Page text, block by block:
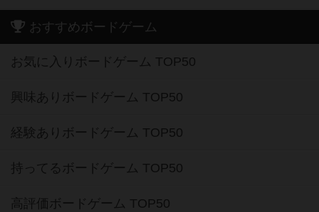
おすすめボードゲーム
お気に入りボードゲーム TOP50
興味ありボードゲーム TOP50
経験ありボードゲーム TOP50
持ってるボードゲーム TOP50
高評価ボードゲーム TOP50